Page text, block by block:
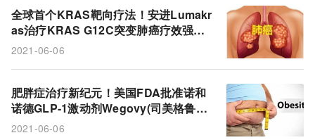
全球首个KRAS靶向疗法！安进Lumakr
as治疗KRAS G12C突变肺癌疗效强
劲：总生存期中位数达12.5个月!
2021-06-06
肥胖症治疗新纪元！美国FDA批准诺和
诺德GLP-1激动剂Wegovy(司美格鲁
肽，2.4mg)：治疗68周减重18%!
2021-06-06